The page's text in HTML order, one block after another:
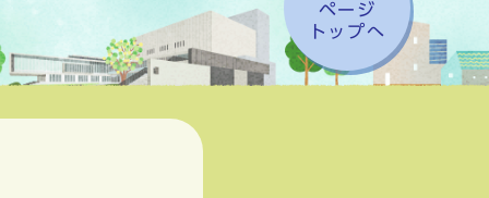
ページ
トップへ